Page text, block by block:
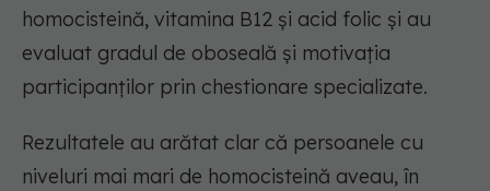
homocisteină, vitamina B12 și acid folic și au
evaluat gradul de oboseală și motivația
participanților prin chestionare specializate.
Rezultatele au arătat clar că persoanele cu
niveluri mai mari de homocisteină aveau, în